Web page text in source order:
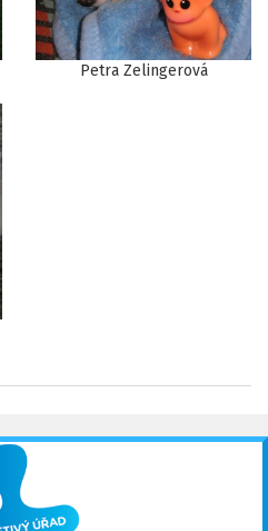
Petra Zelingerová